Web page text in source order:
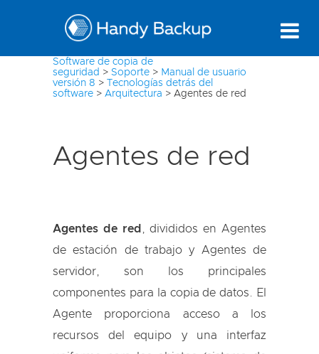
Software de copia de
seguridad > Soporte > Manual de usuario
versión 8 >
Tecnologías detrás del
software > Arquitectura > Agentes de red
Agentes de red
Agentes de red
, divididos en Agentes
de estación de trabajo y Agentes de
servidor, son los principales
componentes para la copia de datos. El
Agente proporciona acceso a los
recursos del equipo y una interfaz